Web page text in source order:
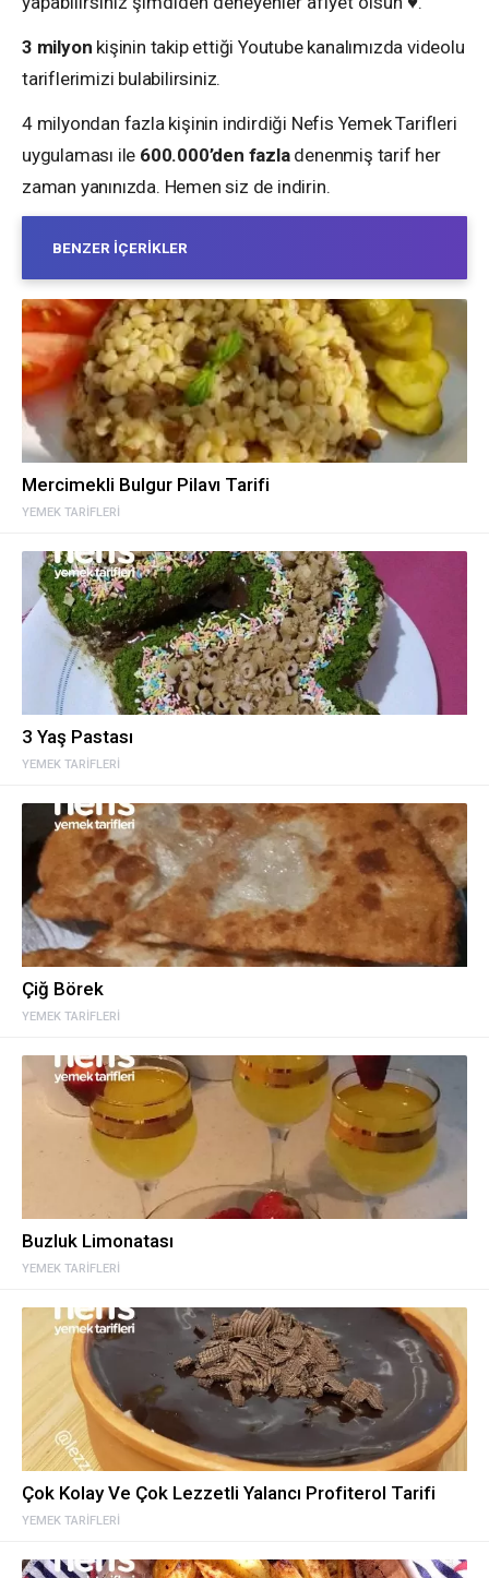
3 milyon kişinin takip ettiği Youtube kanalımızda videolu
tariflerimizi bulabilirsiniz.
4 milyondan fazla kişinin indirdiği Nefis Yemek Tarifleri
uygulaması ile 600.000’den fazladenenmiş tarif her
zaman yanınızda. Hemen siz de indirin.
BENZER İÇERIKLER
YEMEK TARIFLERI
Mercimekli Bulgur Pilavı Tarifi
YEMEK TARIFLERI
3 Yaş Pastası
YEMEK TARIFLERI
Çiğ Börek
YEMEK TARIFLERI
Buzluk Limonatası
YEMEK TARIFLERI
Çok Kolay Ve Çok Lezzetli Yalancı Profiterol Tarifi